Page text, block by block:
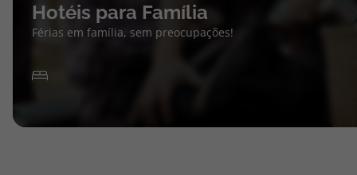
Hotéis para Família
Férias em família, sem preocupações!